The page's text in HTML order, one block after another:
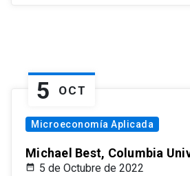
5 OCT
Microeconomía Aplicada
Michael Best, Columbia
5 de Octubre de 2022